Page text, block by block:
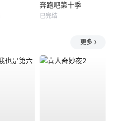
奔跑吧第十季
已完结
更多